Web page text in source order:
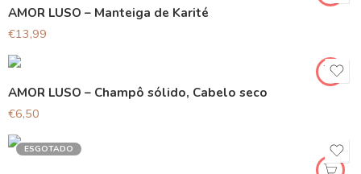
AMOR LUSO – Manteiga de Karité
€13,99
AMOR LUSO – Champô sólido, Cabelo seco
€6,50
ESGOTADO